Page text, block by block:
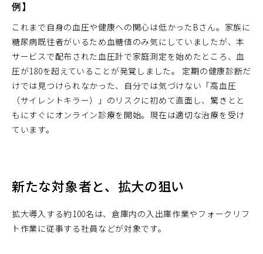
例】
これまで自身の血圧や健康への関心は低かったBさん。家族に
糖尿病既往者がいるため血糖値のみ気にしていましたが、本
サービスで配布された血圧計で家庭測定を始めたところ、血
圧が180を超えていることが発覚しました。 定期の健康診断だ
けでは見つけられなかった、自分では気づけない「高血圧
（サイレントキラー）」のリスクに初めて直面し、驚きとと
もにすぐにオンライン診療を開始。現在は適切な治療を受け
ています。
新たな対象者と、拡大の狙い
拡大導入する約100名は、倉庫内の入出庫作業やフォークリフ
ト作業に従事する社員などが対象です。